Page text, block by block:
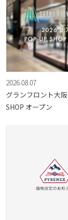
2026.08.07
グランフロント大
SHOP オープン